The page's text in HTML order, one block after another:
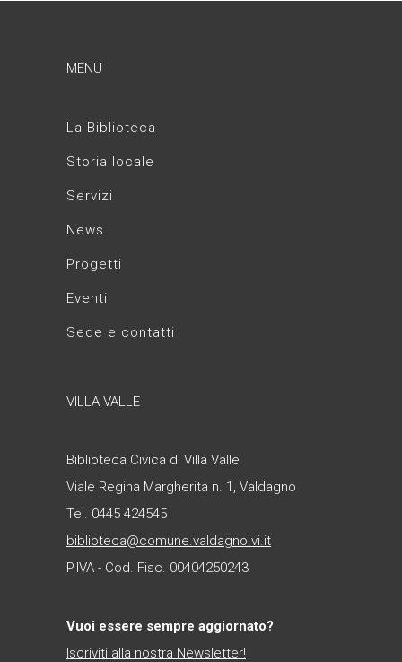
MENU
La Biblioteca
Storia locale
Servizi
News
Progetti
Eventi
Sede e contatti
VILLA VALLE
Biblioteca Civica di Villa Valle
Viale Regina Margherita n. 1, Valdagno
Tel. 0445 424545
biblioteca@comune.valdagno.vi.it
P.IVA - Cod. Fisc. 00404250243
Vuoi essere sempre aggiornato?
Iscriviti alla nostra Newsletter!